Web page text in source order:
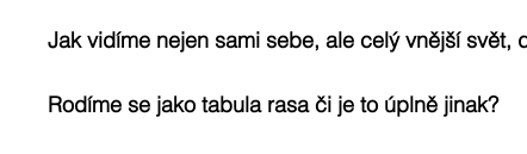
Jak vidíme nejen sami sebe, ale celý vnější svět,
Rodíme se jako tabula rasa či je to úplně jinak?